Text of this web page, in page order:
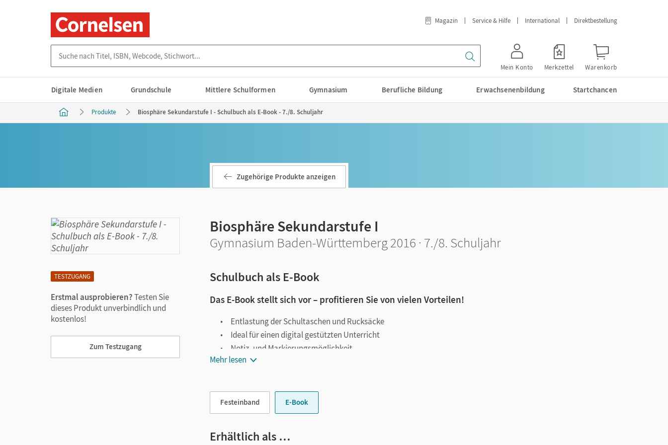
Magazin Service & Hilfe International Direktbestellung
Mein Konto Merkzettel Warenkorb
Digitale Medien Grundschule Mittlere Schulformen Gymnasium Berufliche Bildung Erwachsenenbildung Startchancen
Produkte Biosphäre Sekundarstufe I - Schulbuch als E-Book - 7./8. Schuljahr
TESTZUGANG
Erstmal ausprobieren?Testen Sie
dieses Produkt unverbindlich und
kostenlos!
Zum Testzugang
Zugehörige Produkte anzeigen
Biosphäre Sekundarstufe I
Gymnasium Baden-Württemberg 2016 · 7./8. Schuljahr
Schulbuch als E-Book
Das E-Book stellt sich vor – profitieren Sie von vielen Vorteilen!
Entlastung der Schultaschen und Rucksäcke
Ideal für einen digital gestützten Unterricht
Notiz- und Markierungsmöglichkeit
Jederzeit unkompliziert verfügbar
Notizen erstellen
Text ergänzen
Mehr lesen
Festeinband E-Book
Erhältlich als …